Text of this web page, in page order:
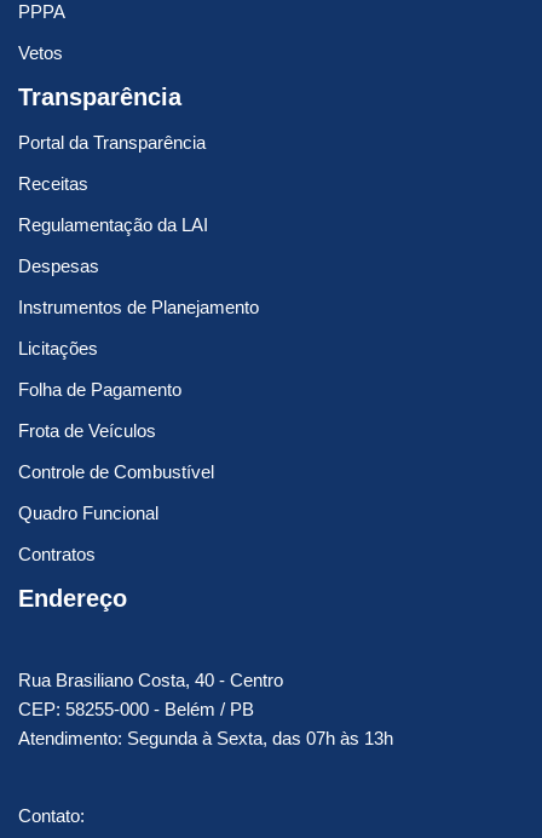
PPPA
Vetos
Transparência
Portal da Transparência
Receitas
Regulamentação da LAI
Despesas
Instrumentos de Planejamento
Licitações
Folha de Pagamento
Frota de Veículos
Controle de Combustível
Quadro Funcional
Contratos
Endereço
Rua Brasiliano Costa, 40 - Centro
CEP: 58255-000 - Belém / PB
Atendimento: Segunda à Sexta, das 07h às 13h
Contato: